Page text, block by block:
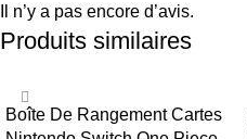
Il n’y a pas encore d’avis.
Produits similaires
Boîte De Rangement Cartes